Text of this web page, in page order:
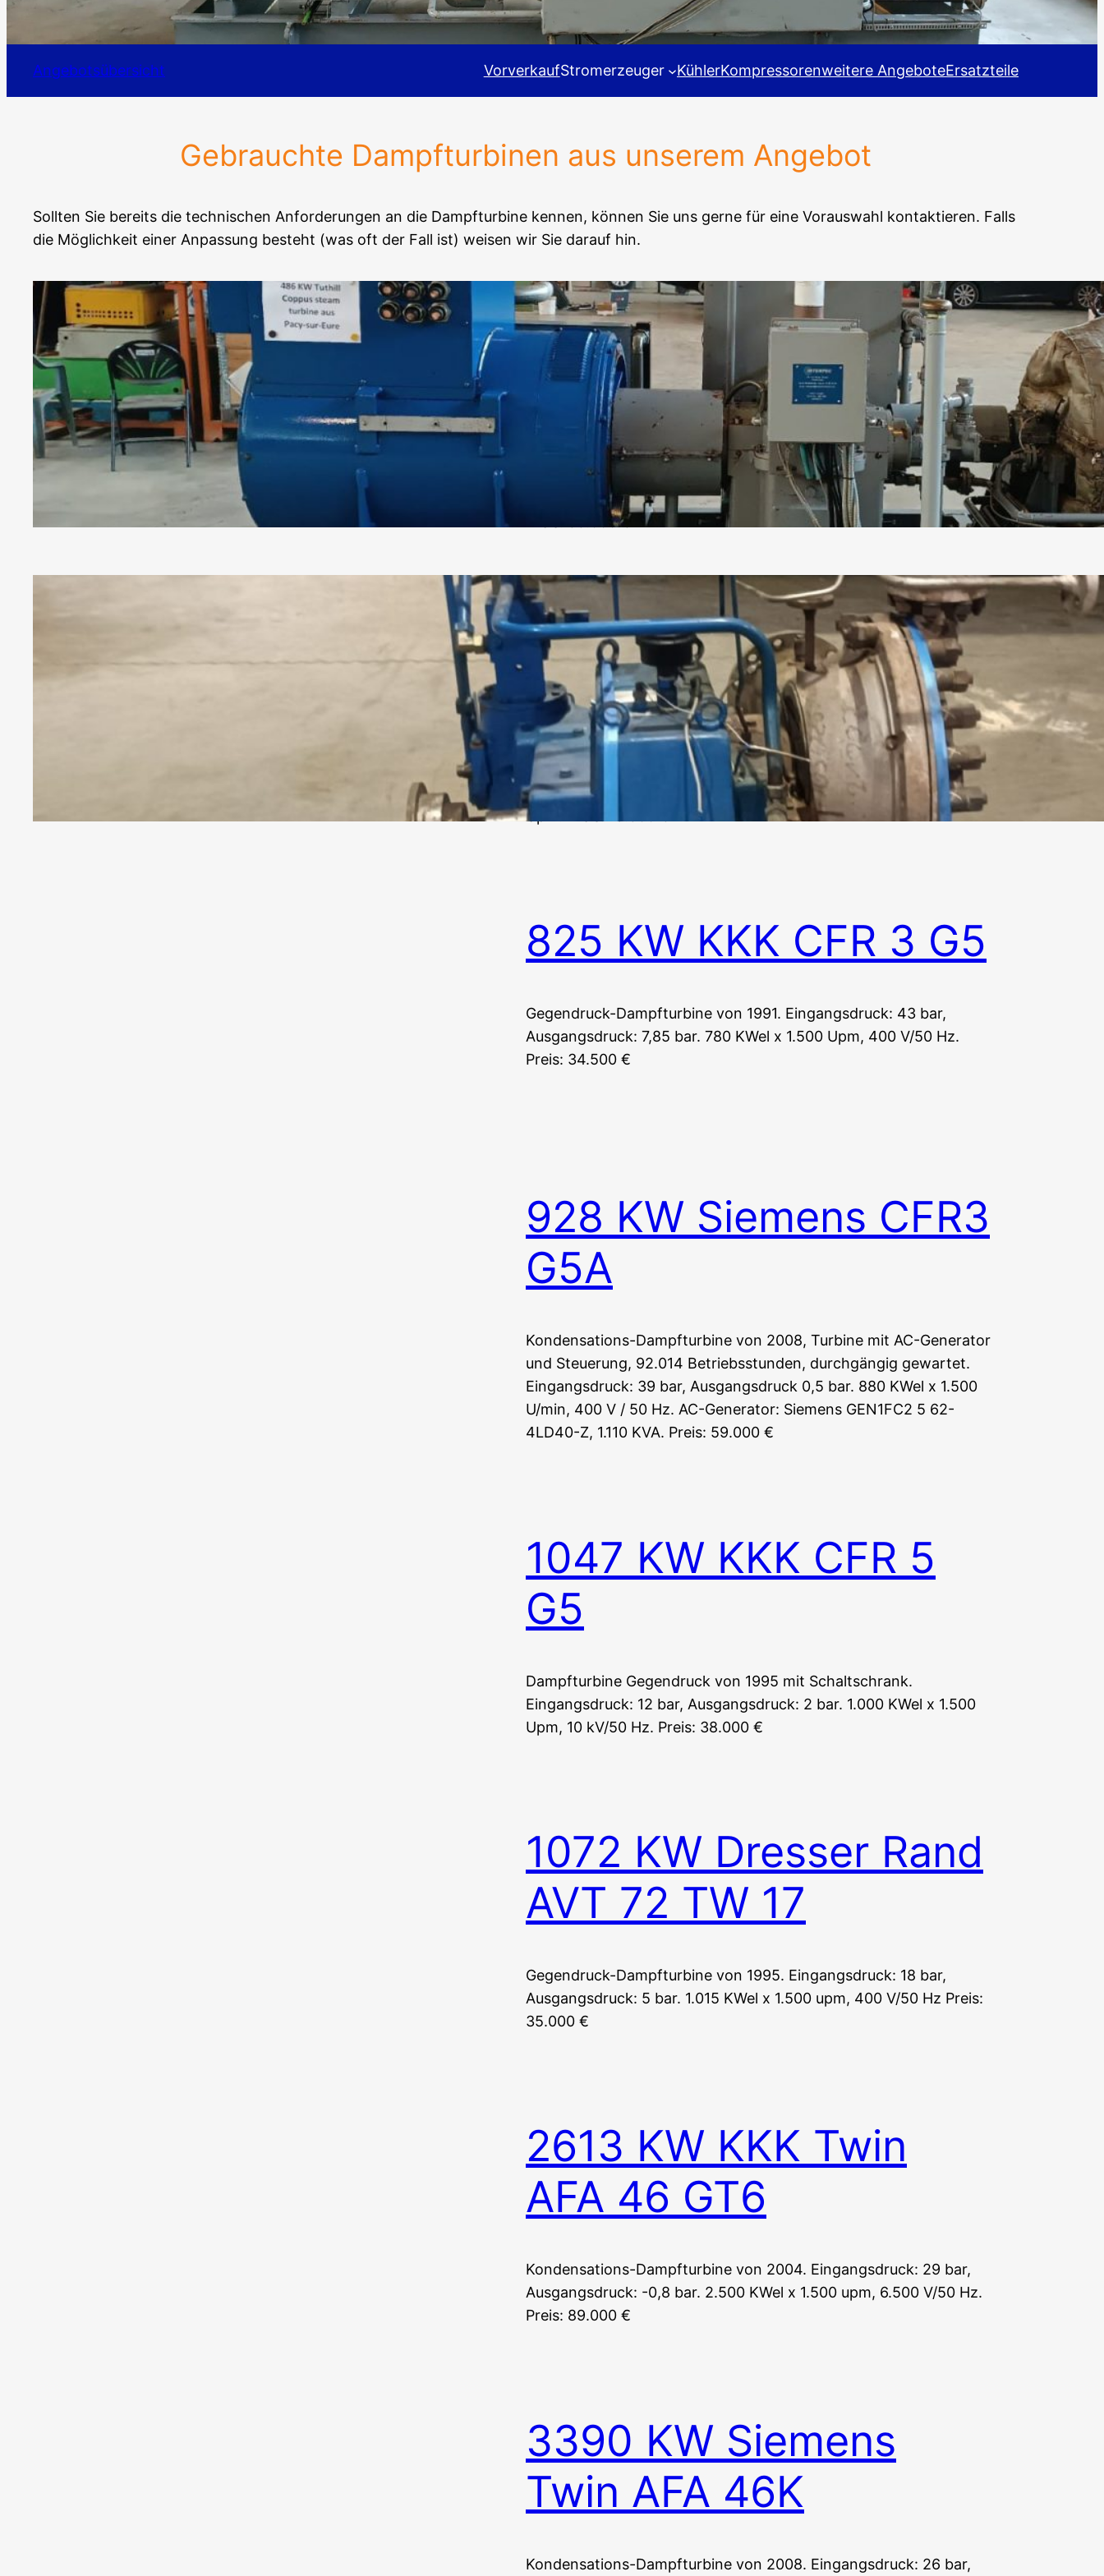
Angebotsübersicht VorverkaufStromerzeuger KühlerKompressorenweitere AngeboteErsatzteile
Gebrauchte Dampfturbinen aus unserem Angebot
Sollten Sie bereits die technischen Anforderungen an die Dampfturbine kennen, können Sie uns gerne für eine Vorauswahl kontaktieren. Falls
die Möglichkeit einer Anpassung besteht (was oft der Fall ist) weisen wir Sie darauf hin.
525 KW Tuthill Coppus
RLHA24
Kondensations-Dampfturbine von 1999. Eingangsdruck: 16 bar,
Ausgangsdruck: 0,7 bar. 486 KWel x 1.500 Upm, 400 V/50 Hz.
Preis: 55.000 €
537 KW Tuthill
Nadrowski C4.S-GIII
Gegendruck-Dampfturbine von 2004. Wurde als Pumpenantrieb
genutzt. Eingangsdruck: 90 bar, Ausgangsdruck: 18 bar. 3.554
Upm. Preis: 19.500 €
825 KW KKK CFR 3 G5
Gegendruck-Dampfturbine von 1991. Eingangsdruck: 43 bar,
Ausgangsdruck: 7,85 bar. 780 KWel x 1.500 Upm, 400 V/50 Hz.
Preis: 34.500 €
928 KW Siemens CFR3
G5A
Kondensations-Dampfturbine von 2008, Turbine mit AC-Generator
und Steuerung, 92.014 Betriebsstunden, durchgängig gewartet.
Eingangsdruck: 39 bar, Ausgangsdruck 0,5 bar. 880 KWel x 1.500
U/min, 400 V / 50 Hz. AC-Generator: Siemens GEN1FC2 5 62-
4LD40-Z, 1.110 KVA. Preis: 59.000 €
1047 KW KKK CFR 5
G5
Dampfturbine Gegendruck von 1995 mit Schaltschrank.
Eingangsdruck: 12 bar, Ausgangsdruck: 2 bar. 1.000 KWel x 1.500
Upm, 10 kV/50 Hz. Preis: 38.000 €
1072 KW Dresser Rand
AVT 72 TW 17
Gegendruck-Dampfturbine von 1995. Eingangsdruck: 18 bar,
Ausgangsdruck: 5 bar. 1.015 KWel x 1.500 upm, 400 V/50 Hz Preis:
35.000 €
2613 KW KKK Twin
AFA 46 GT6
Kondensations-Dampfturbine von 2004. Eingangsdruck: 29 bar,
Ausgangsdruck: -0,8 bar. 2.500 KWel x 1.500 upm, 6.500 V/50 Hz.
Preis: 89.000 €
3390 KW Siemens
Twin AFA 46K
Kondensations-Dampfturbine von 2008. Eingangsdruck: 26 bar,